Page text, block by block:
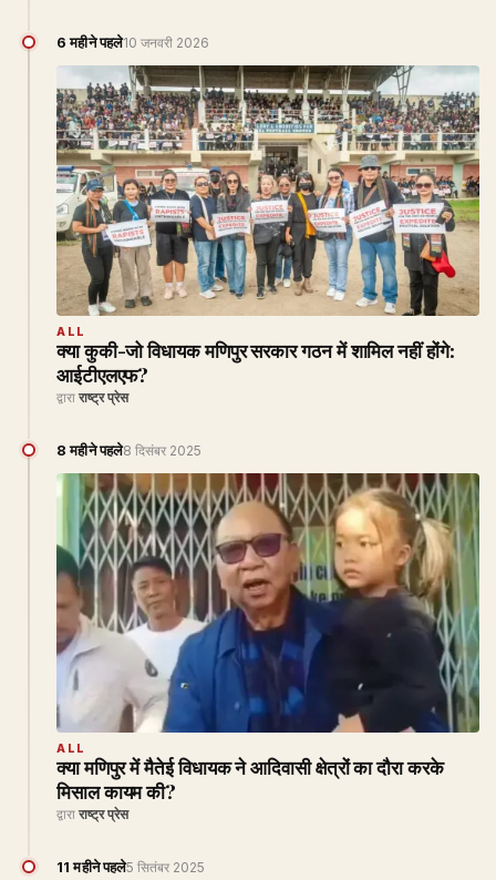
6 महीने पहले10 जनवरी 2026
ALL
क्या कुकी-जो विधायक मणिपुर सरकार गठन में शामिल नहीं होंगे:
आईटीएलएफ?
द्वारा राष्ट्र प्रेस
8 महीने पहले8 दिसंबर 2025
ALL
क्या मणिपुर में मैतेई विधायक ने आदिवासी क्षेत्रों का दौरा करके
मिसाल कायम की?
द्वारा राष्ट्र प्रेस
11 महीने पहले5 सितंबर 2025